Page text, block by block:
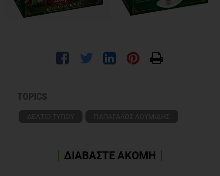
TOPICS
ΔΕΛΤΙΟ ΤΥΠΟΥ ΠΑΠΑΓΑΛΟΣ ΛΟΥΜΙΔΗΣ
ΔΙΑΒΑΣΤΕ ΑΚΟΜΗ